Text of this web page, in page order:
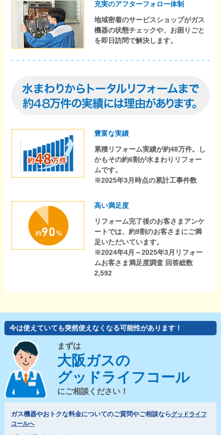
充実のアフターフォロー体制
地域密着のサービスショップがガス
機器の状態チェックや、お困りごと
を即日訪問で解決します。
豊富な実績
累積リフォーム実績が約48万件。し
かもその約6割が水まわりリフォー
ムです。
※2025年3月時点の累計工事件数
高い満足度
リフォーム完了後のお客さまアンケ
ートでは、約9割のお客さまにご満
足いただいています。
※2024年4月～2025年3月リフォー
ムお客さま満足度調査 回答総数
2,592
今は使えていても突然使えなくなる可能性があります！
まずは
大阪ガスの
グッドライフコール
にご相談ください！
ガス機器やおトクな料金についてのご質問やご相談ならグッドライフ
コールへ